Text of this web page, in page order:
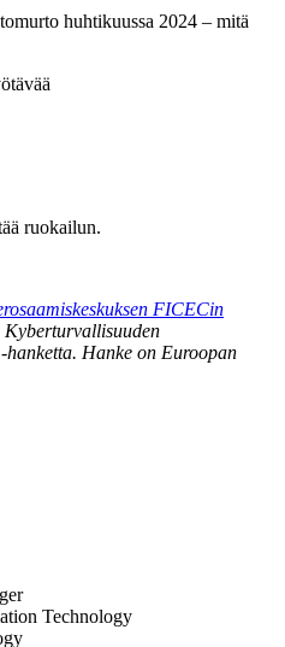
huhtikuussa 2024 – mitä
ruokailun.
FICECin
Kyberturvallisuuden
hanketta. Hanke on Euroopan
Technology